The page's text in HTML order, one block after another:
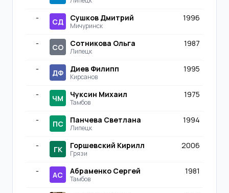
- СД Сушков Дмитрий
Мичуринск
1996
- СО Сотникова Ольга
Липецк
1987
- ДФ Диев Филипп
Кирсанов
1995
- ЧМ Чуксин Михаил
Тамбов
1975
- ПС Панчева Светлана
Липецк
1994
- ГК Горшевский Кирилл
Грязи
2006
- АС Абраменко Сергей
Тамбов
1981